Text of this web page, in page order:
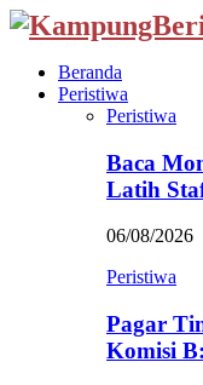
Beranda
Peristiwa
Peristiwa
Baca
Latih
06/08/2026
Peristiwa
Pagar
Komisi